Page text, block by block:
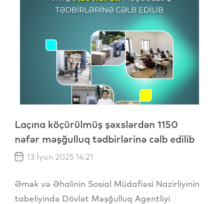
Laçına köçürülmüş şəxslərdən 1150
nəfər məşğulluq tədbirlərinə cəlb edilib
13 İyun 2025 14:21
Əmək və Əhalinin Sosial Müdafiəsi Nazirliyinin
tabeliyində Dövlət Məşğulluq Agentliyi